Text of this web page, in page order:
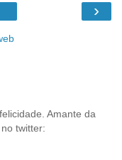
›
Amante da
twitter: